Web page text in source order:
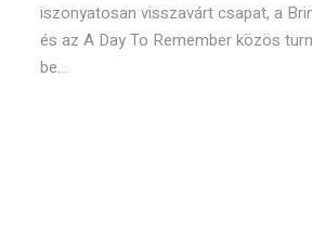
iszonyatosan visszavárt csapat, a
és az A Day To Remember közös
be...